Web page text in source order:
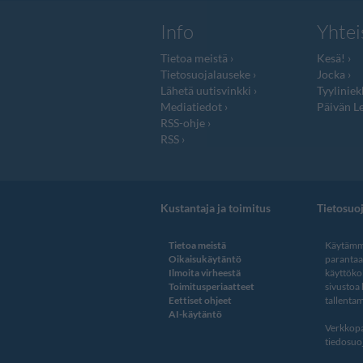
Info
Tietoa meistä
Tietosuojalauseke
Lähetä uutisvinkki
Mediatiedot
RSS-ohje
RSS
Kesä!
Jocka
Päivän
Kustantaja ja toimitus
Tietoa meistä
Oikaisukäytäntö
Ilmoita virheestä
Toimitusperiaatteet
Eettiset ohjeet
AI-käytäntö
sivustoa